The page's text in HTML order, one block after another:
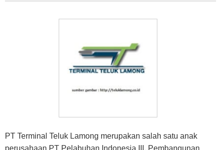
PT Terminal Teluk Lamong merupakan salah satu anak
perusahaan PT Pelabuhan Indonesia III. Pembangunan